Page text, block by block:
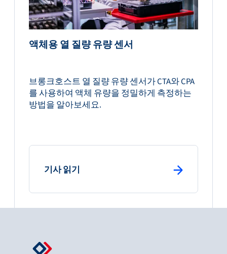
액체용 열 질량 유량 센서
브롱크호스트 열 질량 유량 센서가 CTA와 CPA
를 사용하여 액체 유량을 정밀하게 측정하는
방법을 알아보세요.
기사 읽기